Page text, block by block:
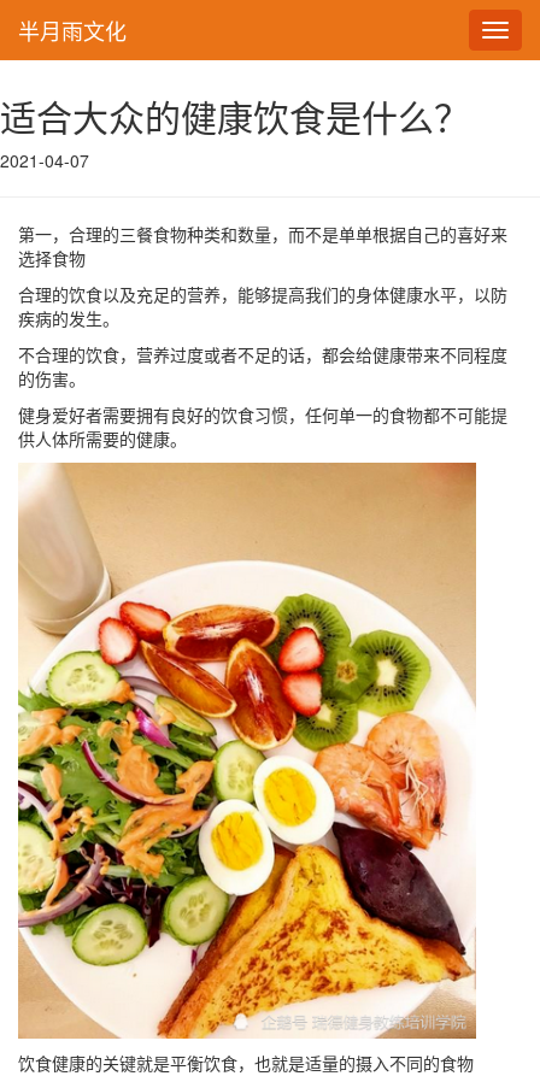
半月雨文化
适合大众的健康饮食是什么？
2021-04-07
第一，合理的三餐食物种类和数量，而不是单单根据自己的喜好来
选择食物
合理的饮食以及充足的营养，能够提高我们的身体健康水平，以防
疾病的发生。
不合理的饮食，营养过度或者不足的话，都会给健康带来不同程度
的伤害。
健身爱好者需要拥有良好的饮食习惯，任何单一的食物都不可能提
供人体所需要的健康。
饮食健康的关键就是平衡饮食，也就是适量的摄入不同的食物